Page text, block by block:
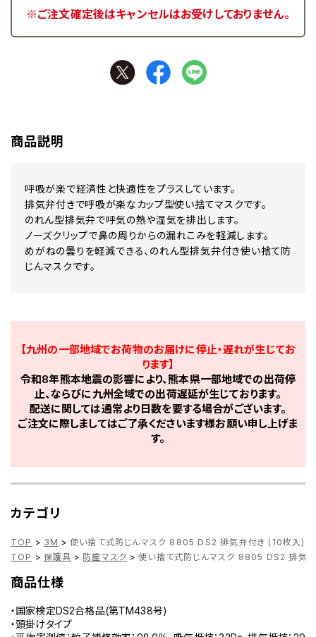
※ご注文確定後はキャンセルはお受けしておりません。
商品説明
呼吸が楽で経済性と快適性をプラスしています。
排気弁付きで呼吸が楽なカップ型使い捨てマスクです。
のれん型排気弁で呼気の熱や湿気を排出します。
ノーズクリップで鼻の周りからの漏れこみを軽減します。
めがねの曇りを軽減できる、のれん型排気弁付き使い捨て防
じんマスクです。
【九州の一部地域でお荷物のお届けに停止・遅れが生じてお
ります】
令和8年熊本地震の影響により、熊本県一部地域での出荷停
止、ならびに九州全域での出荷遅延が生じております。
配送に関しては通常より日数を要する場合がございます。
ご注文に際しましてはご了承くださいます様お願い申し上げま
す。
カテゴリ
TOP > 3M > 使い捨て式防じんマスク 8805 DS2 排気弁付き (10枚入)
TOP > 保護具 > 防塵マスク > 使い捨て式防じんマスク 8805 DS2 排気
商品仕様
・国家検定DS2合格品(第TM438号)
・頭掛けタイプ